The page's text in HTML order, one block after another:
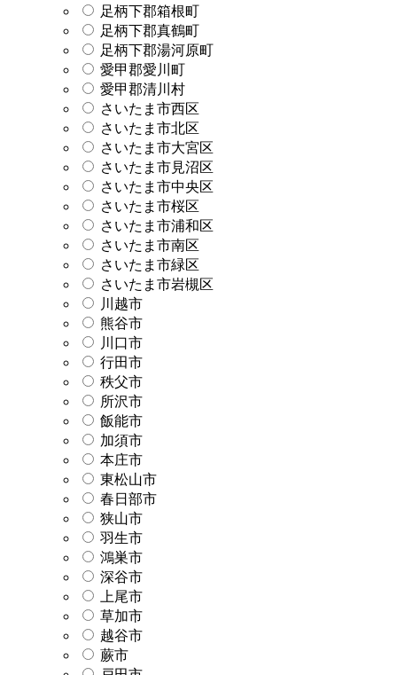
足柄下郡箱根町
足柄下郡真鶴町
足柄下郡湯河原町
愛甲郡愛川町
愛甲郡清川村
さいたま市西区
さいたま市北区
さいたま市大宮区
さいたま市見沼区
さいたま市中央区
さいたま市桜区
さいたま市浦和区
さいたま市南区
さいたま市緑区
さいたま市岩槻区
川越市
熊谷市
川口市
行田市
秩父市
所沢市
飯能市
加須市
本庄市
東松山市
春日部市
狭山市
羽生市
鴻巣市
深谷市
上尾市
草加市
越谷市
蕨市